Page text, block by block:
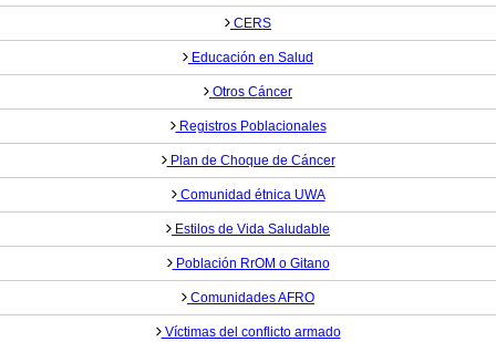
CERS
Educación en Salud
Otros Cáncer
Registros Poblacionales
Plan de Choque de Cáncer
Comunidad étnica UWA
Estilos de Vida Saludable
Población RrOM o Gitano
Comunidades AFRO
Víctimas del conflicto armado